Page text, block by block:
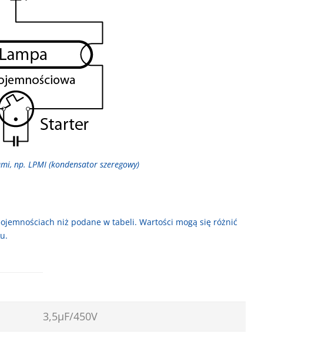
np. LPMI (kondensator szeregowy)
niż podane w tabeli. Wartości mogą się różnić
3,5µF/450V